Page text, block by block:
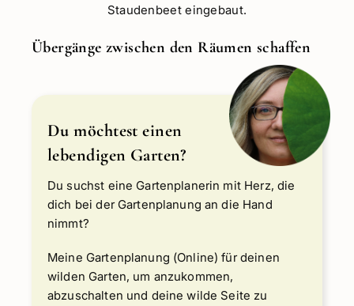
Staudenbeet eingebaut.
Übergänge zwischen den Räumen schaffen
Du möchtest einen
lebendigen Garten?
Du suchst eine Gartenplanerin mit Herz, die
dich bei der Gartenplanung an die Hand
nimmt?
Meine Gartenplanung (Online) für deinen
wilden Garten, um anzukommen,
abzuschalten und deine wilde Seite zu